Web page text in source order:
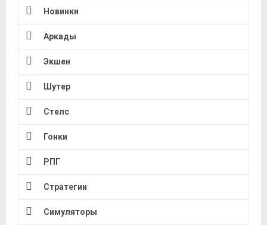
Новинки
Аркады
Экшен
Шутер
Стелс
Гонки
РПГ
Стратегии
Симуляторы